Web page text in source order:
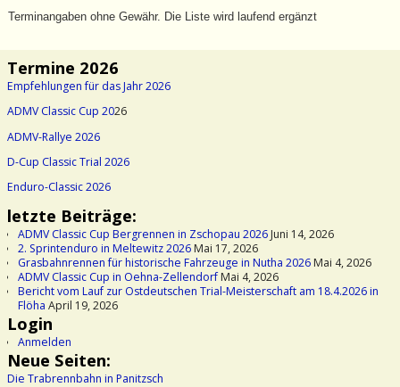
Terminangaben ohne Gewähr. Die Liste wird laufend ergänzt
Termine 2026
Empfehlungen für das Jahr 2026
ADMV Classic Cup 2026
ADMV-Rallye 2026
D-Cup Classic Trial 2026
Enduro-Classic 2026
letzte Beiträge:
ADMV Classic Cup Bergrennen in Zschopau 2026Juni 14, 2026
2. Sprintenduro in Meltewitz 2026Mai 17, 2026
Grasbahnrennen für historische Fahrzeuge in Nutha 2026Mai 4, 2026
ADMV Classic Cup in Oehna-ZellendorfMai 4, 2026
Bericht vom Lauf zur Ostdeutschen Trial-Meisterschaft am 18.4.2026 in
Flöha April 19, 2026
Login
Anmelden
Neue Seiten:
Die Trabrennbahn in Panitzsch